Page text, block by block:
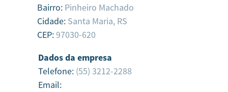
Bairro: Pinheiro Machado
Cidade: Santa Maria, RS
CEP:97030-620
Dados da empresa
Telefone: (55) 3212-2288
Email: